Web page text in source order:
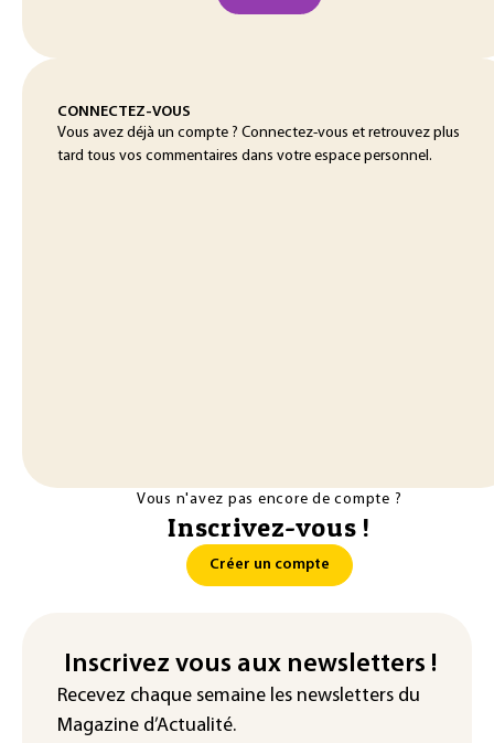
CONNECTEZ-VOUS
Vous avez déjà un compte ? Connectez-vous et retrouvez plus
tard tous vos commentaires dans votre espace personnel.
Vous n'avez pas encore de compte ?
Inscrivez-vous !
Créer un compte
Inscrivez vous aux newsletters !
Recevez chaque semaine les newsletters du
Magazine d’Actualité.